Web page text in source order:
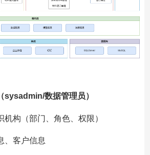
sysadmin/数据管理员）
机构（部门、角色、权限）
、客户信息